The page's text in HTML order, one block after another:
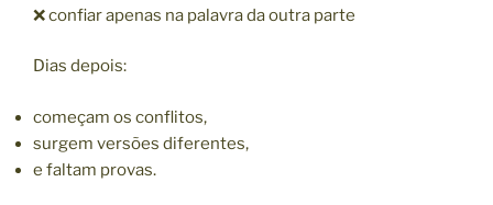
❌ confiar apenas na palavra da outra parte
Dias depois:
começam os conflitos,
surgem versões diferentes,
e faltam provas.